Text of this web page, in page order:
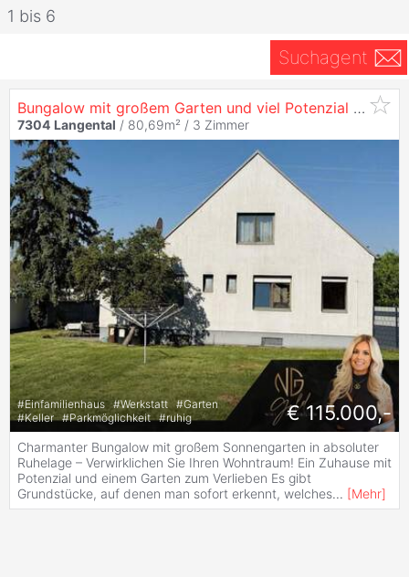
1 bis 6
Suchagent
Bungalow mit großem Garten und viel Potenzial zum Verwirklichen im Mittelburgenland
7304 Langental / 80,69m² / 3 Zimmer
#Einfamilienhaus #Werkstatt #Garten
#Keller #Parkmöglichkeit #ruhig € 115.000,-
Charmanter Bungalow mit großem Sonnengarten in absoluter
Ruhelage – Verwirklichen Sie Ihren Wohntraum! Ein Zuhause mit
Potenzial und einem Garten zum Verlieben Es gibt
Grundstücke, auf denen man sofort erkennt, welches... [Mehr]